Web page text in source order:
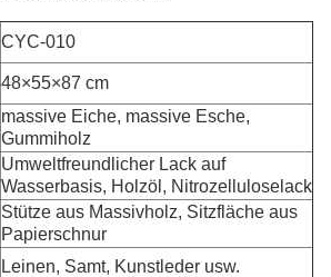
CYC-010
48×55×87 cm
massive Eiche, massive Esche,
Gummiholz
Umweltfreundlicher Lack auf
Wasserbasis, Holzöl, Nitrozelluloselack
Stütze aus Massivholz, Sitzfläche aus
Papierschnur
Leinen, Samt, Kunstleder usw.